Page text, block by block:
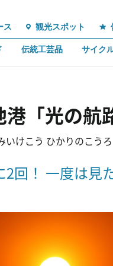
ス 観光スポット
伝統工芸品 サイク
「光の航
いけこう ひかりのこうろ
2回！ 一度は見